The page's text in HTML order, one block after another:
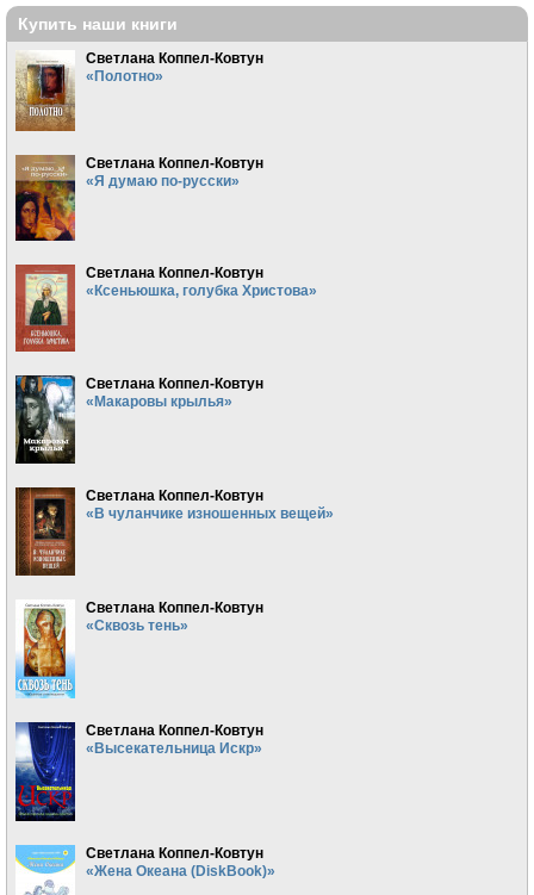
Купить наши книги
Светлана Коппел-Ковтун
«Полотно»
Светлана Коппел-Ковтун
«Я думаю по-русски»
Светлана Коппел-Ковтун
«Ксеньюшка, голубка Христова»
Светлана Коппел-Ковтун
«Макаровы крылья»
Светлана Коппел-Ковтун
«В чуланчике изношенных вещей»
Светлана Коппел-Ковтун
«Сквозь тень»
Светлана Коппел-Ковтун
«Высекательница Искр»
Светлана Коппел-Ковтун
«Жена Океана (DiskBook)»